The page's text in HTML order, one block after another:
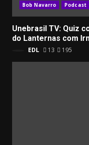
Bob Navarro Podcast
Unebrasil TV: Quiz
do Lanternas com
EDL 13 195